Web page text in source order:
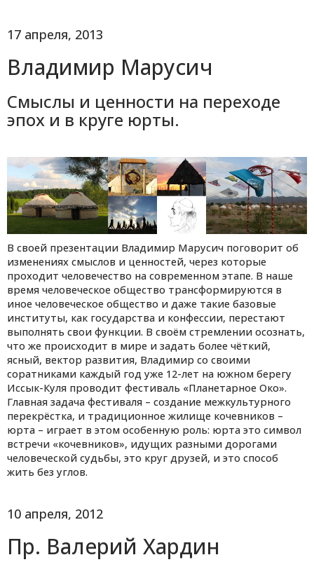
17 апреля, 2013
Владимир Марусич
Смыслы и ценности на переходе
эпох и в круге юрты.
В своей презентации Владимир Марусич поговорит об
изменениях смыслов и ценностей, через которые
проходит человечество на современном этапе. В наше
время человеческое общество трансформируются в
иное человеческое общество и даже такие базовые
институты, как государства и конфессии, перестают
выполнять свои функции. В своём стремлении осознать,
что же происходит в мире и задать более чёткий,
ясный, вектор развития, Владимир со своими
соратниками каждый год уже 12-лет на южном берегу
Иссык-Куля проводит фестиваль «Планетарное Око».
Главная задача фестиваля – создание межкультурного
перекрёстка, и традиционное жилище кочевников –
юрта – играет в этом особенную роль: юрта это символ
встречи «кочевников», идущих разными дорогами
человеческой судьбы, это круг друзей, и это способ
жить без углов.
10 апреля, 2012
Пр. Валерий Хардин